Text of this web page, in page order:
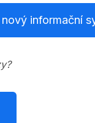
informační